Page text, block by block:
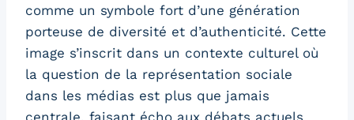
comme un symbole fort d’une génération
porteuse de diversité et d’authenticité. Cette
image s’inscrit dans un contexte culturel où
la question de la représentation sociale
dans les médias est plus que jamais
centrale, faisant écho aux débats actuels